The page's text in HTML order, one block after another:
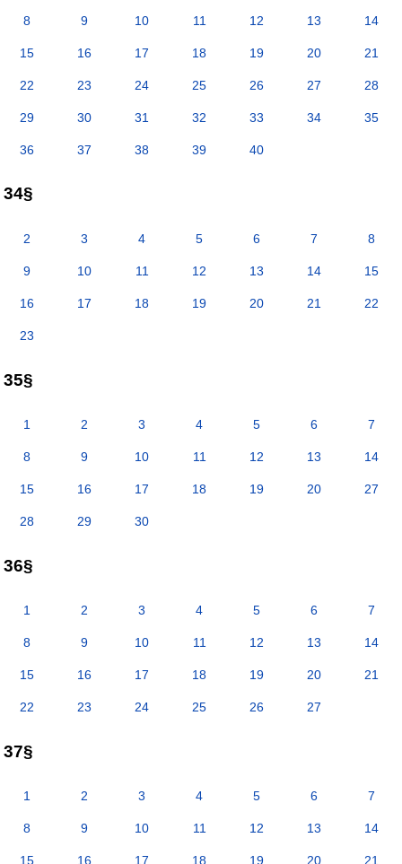
8 9 10 11 12 13 14
15 16 17 18 19 20 21
22 23 24 25 26 27 28
29 30 31 32 33 34 35
36 37 38 39 40
34§
2 3 4 5 6 7 8
9 10 11 12 13 14 15
16 17 18 19 20 21 22
23
35§
1 2 3 4 5 6 7
8 9 10 11 12 13 14
15 16 17 18 19 20 27
28 29 30
36§
1 2 3 4 5 6 7
8 9 10 11 12 13 14
15 16 17 18 19 20 21
22 23 24 25 26 27
37§
1 2 3 4 5 6 7
8 9 10 11 12 13 14
15 16 17 18 19 20 21